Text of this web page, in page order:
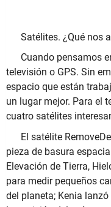
Satélites. ¿Qué nos
Cuando pensamos
televisión o GPS. Sin
espacio que están
un lugar mejor. Para el
cuatro satélites
El satélite
pieza de basura
Elevación de Tierra,
para medir pequeños
del planeta; Kenia